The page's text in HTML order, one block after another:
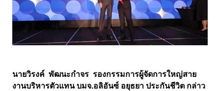
นายวิรงค์ พัฒนะกำจร รองกรรมการผู้จัดการใหญ่สาย
งานบริหารตัวแทน บมจ.อลิอันซ์ อยุธยา ประกันชีวิต กล่าว